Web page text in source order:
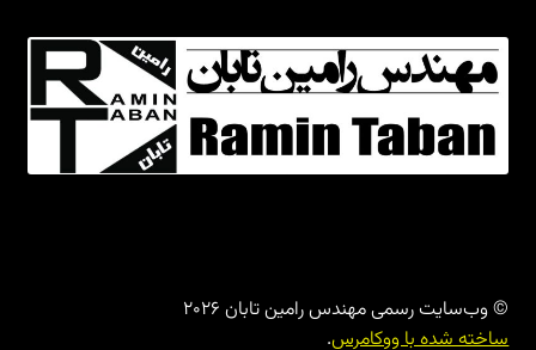
© وب‌سایت رسمی مهندس رامین تابان 2026
ساخته شده با ووکامرس.